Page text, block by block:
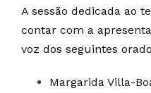
A sessão dedicada ao
contar com a
voz dos seguintes
Margarida Villa-